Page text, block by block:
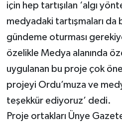
için hep tartışılan ‘algı
medyadaki tartışmaları
gündeme oturması
özelikle Medya alanında
uygulanan bu proje çok
projeyi Ordu’muza ve
teşekkür ediyoruz’ dedi.
Proje ortakları Ünye